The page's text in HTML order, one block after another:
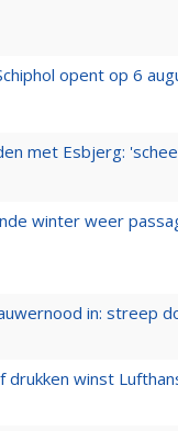
opent op 6
met Esbjerg:
winter weer
in: streep
winst